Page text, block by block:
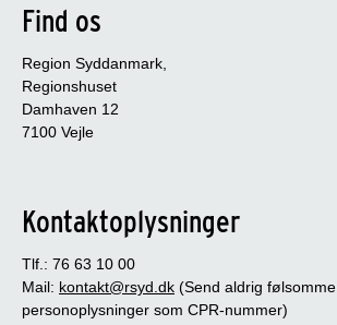
Find os
Region Syddanmark,
Regionshuset
Damhaven 12
7100 Vejle
Kontaktoplysninger
Tlf.: 76 63 10 00
Mail: kontakt@rsyd.dk (Send aldrig følsomme
personoplysninger som CPR-nummer)